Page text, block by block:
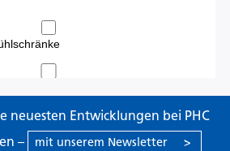
neuesten Entwicklungen bei PHC
–
mit unserem Newsletter >